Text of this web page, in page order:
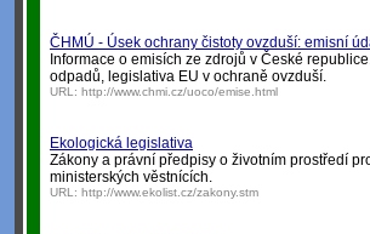
ČHMÚ - Úsek ochrany čistoty ovzduší: emisní
Informace o emisích ze zdrojů v České
odpadů, legislativa EU v ochraně ovzduší.
URL: http://www.chmi.cz/uoco/emise.html
Ekologická legislativa
Zákony a právní předpisy o životním prostředí
ministerských věstnících.
URL: http://www.ekolist.cz/zakony.stm